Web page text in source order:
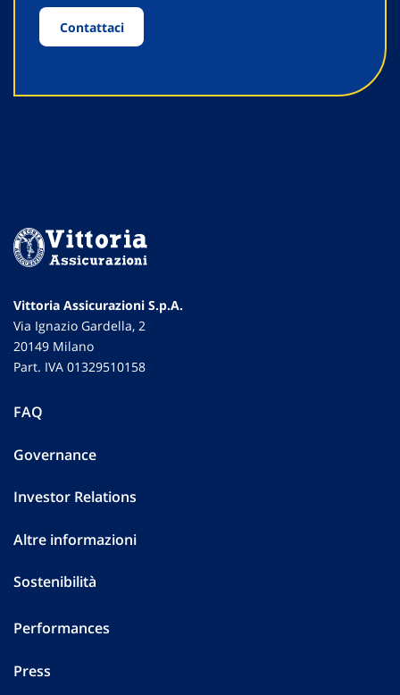
Contattaci
Vittoria Assicurazioni S.p.A.
Via Ignazio Gardella, 2
20149 Milano
Part. IVA 01329510158
FAQ
Governance
Investor Relations
Altre informazioni
Sostenibilità
Performances
Press